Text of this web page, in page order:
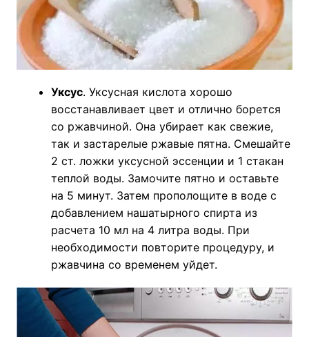
Уксус. Уксусная кислота хорошо
восстанавливает цвет и отлично борется
со ржавчиной. Она убирает как свежие,
так и застарелые ржавые пятна. Смешайте
2 ст. ложки уксусной эссенции и 1 стакан
теплой воды. Замочите пятно и оставьте
на 5 минут. Затем прополощите в воде с
добавлением нашатырного спирта из
расчета 10 мл на 4 литра воды. При
необходимости повторите процедуру, и
ржавчина со временем уйдет.